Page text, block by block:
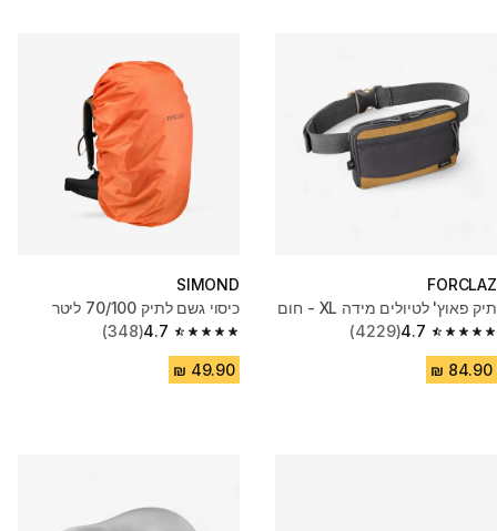
FORCLAZ
תיק פאוץ' לטיולים מידה XL - חום
4.7
4.7 out of 5 stars from 4229 reviews
(4229)
SIMOND
כיסוי גשם לתיק 70/100 ליטר
4.7
4.7 out of 5 stars from 348 reviews
(348)